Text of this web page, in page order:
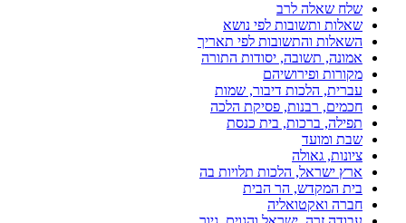
שלח שאלה לרב
שאלות ותשובות לפי נושא
השאלות והתשובות לפי תאריך
אמונה, תשובה, יסודות התורה
מקורות ופירושיהם
עברית, הלכות דיבור, שמות
חכמים, רבנות, פסיקת הלכה
תפילה, ברכות, בית כנסת
שבת ומועד
ציונות, גאולה
ארץ ישראל, הלכות תלויות בה
בית המקדש, הר הבית
חברה ואקטואליה